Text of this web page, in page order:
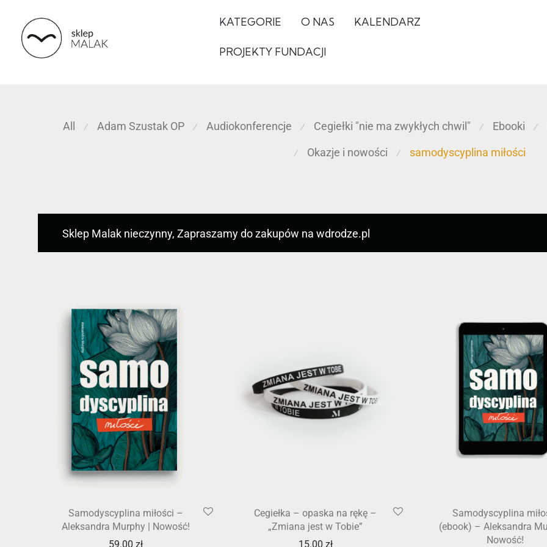
KATEGORIE O NAS KALENDARZ
PROJEKTY FUNDACJI
All ⁄ Adam Szustak OP ⁄ Audiokonferencje ⁄ Cegiełki "nie ma zwykłych chwil" ⁄ Ebooki ⁄
⁄ Okazje i nowości ⁄ samodyscyplina miłości
Sklep Malak nieczynny, Zapraszamy do zakupów na wdrodze.pl
Samodyscyplina miłości –
Aleksandra Murphy | Nowość!
59.00 zł
Cegiełka – opaska na rękę –
„Zmiana jest w Tobie”
15.00 zł
Samodyscyplina
(ebook) – Aleksandra
Nowość!